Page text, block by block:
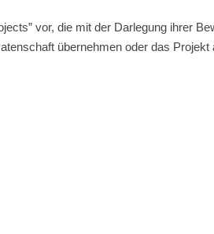
vor, die mit der Darlegung ihrer
übernehmen oder das